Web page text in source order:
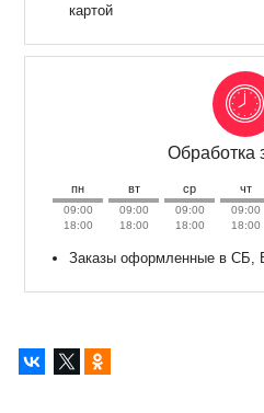
картой
Обработка
пн вт ср чт
09:00
18:00
09:00
18:00
09:00
18:00
09:00
18:00
Заказы оформленные в СБ,